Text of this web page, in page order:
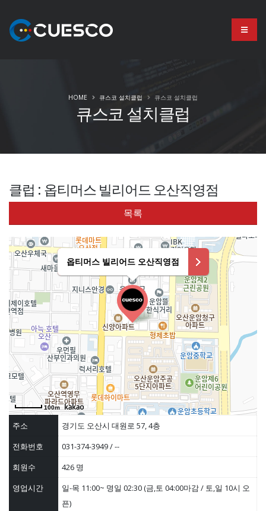
큐스코 설치클럽
HOME 큐스코 설치클럽 큐스코 설치클럽
클럽 : 옵티머스 빌리어드 오산직영점
목록
옵티머스 빌리어드 오산직영점
100m
주소
경기도 오산시 대원로 57, 4층
전화번호
031-374-3949 / --
회원수
426 명
영업시간
일-목 11:00~ 명일 02:30 (금,토 04:00마감 / 토,일 10시 오
픈)